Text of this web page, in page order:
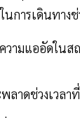
นการเดินทาง
วามแออัดใน
ลาดช่วงเวล